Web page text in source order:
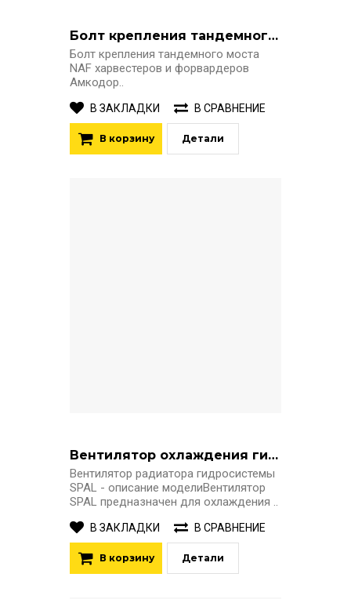
Болт крепления тандемного моста
Болт крепления тандемного моста
NAF харвестеров и форвардеров
Амкодор..
В ЗАКЛАДКИ В СРАВНЕНИЕ
В корзину Детали
Вентилятор охлаждения гидравлики SPAL
Вентилятор радиатора гидросистемы
SPAL - описание моделиВентилятор
SPAL предназначен для охлаждения ..
В ЗАКЛАДКИ В СРАВНЕНИЕ
В корзину Детали